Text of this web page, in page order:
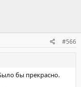
#566
бы прекрасно.